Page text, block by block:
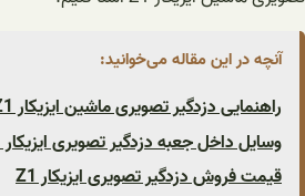
آنچه در این مقاله می‌خوانید:
راهنمایی دزدگیر تصویری ماشین ایزیکار Z1
وسایل داخل جعبه دزدگیر تصویری ایزیکار Z1
قیمت فروش دزدگیر تصویری ایزیکار Z1